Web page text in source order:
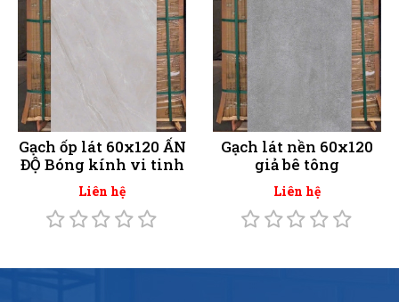
Gạch ốp lát 60x120 ẤN
ĐỘ Bóng kính vi tinh
Liên hệ
Gạch lát nền 60x120
giả bê tông
Liên hệ